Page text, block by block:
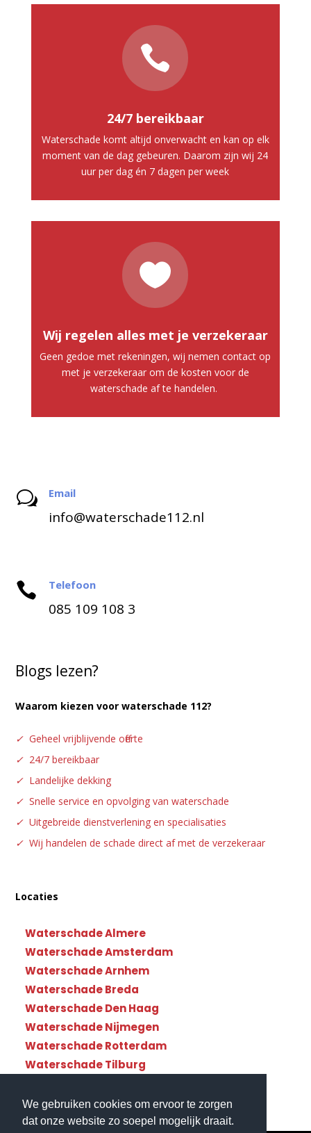
We gebruiken cookies om ervoor te zorgen
dat onze website zo soepel mogelijk draait.

24/7 bereikbaar
Waterschade komt altijd onverwacht en kan op elk
moment van de dag gebeuren. Daarom zijn wij 24
uur per dag én 7 dagen per week

Wij regelen alles met je verzekeraar
Geen gedoe met rekeningen, wij nemen contact op
met je verzekeraar om de kosten voor de
waterschade af te handelen.
w Email
info@waterschade112.nl
 Telefoon
085 109 108 3
Blogs lezen?
Waarom kiezen voor waterschade 112?
✓ Geheel vrijblijvende offerte
✓ 24/7 bereikbaar
✓ Landelijke dekking
✓ Snelle service en opvolging van waterschade
✓ Uitgebreide dienstverlening en specialisaties
✓ Wij handelen de schade direct af met de verzekeraar
Locaties
Waterschade Almere
Waterschade Amsterdam
Waterschade Arnhem
Waterschade Breda
Waterschade Den Haag
Waterschade Nijmegen
Waterschade Rotterdam
Waterschade Tilburg